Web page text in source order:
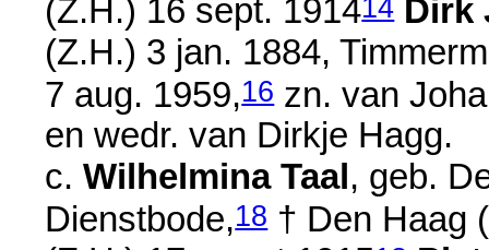
(Z.H.) 16 sept. 191414 Dirk
(Z.H.) 3 jan. 1884,
7 aug. 1959,16zn. van
en wedr. van Dirkje Hagg.
c.Wilhelmina Taal , geb.
Dienstbode,18† Den Haag